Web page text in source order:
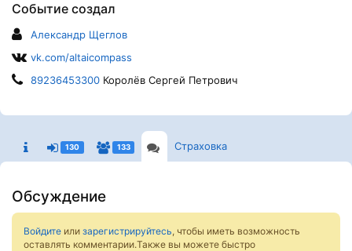
Событие создал
Александр Щеглов
vk.com/altaicompass
89236453300 Королёв Сергей Петрович
130 133 Страховка
Обсуждение
Войдите или зарегистрируйтесь, чтобы иметь возможность
оставлять комментарии.Также вы можете быстро